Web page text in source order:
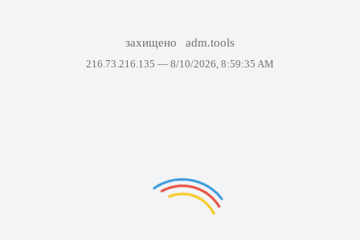
захищено adm.tools
216.73.216.135 — 8/10/2026, 8:59:35 AM